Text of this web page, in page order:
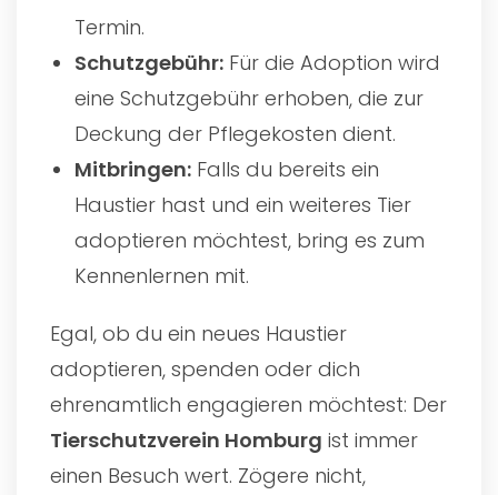
Termin.
Schutzgebühr: Für die Adoption wird
eine Schutzgebühr erhoben, die zur
Deckung der Pflegekosten dient.
Mitbringen: Falls du bereits ein
Haustier hast und ein weiteres Tier
adoptieren möchtest, bring es zum
Kennenlernen mit.
Egal, ob du ein neues Haustier
adoptieren, spenden oder dich
ehrenamtlich engagieren möchtest: Der
Tierschutzverein Homburg ist immer
einen Besuch wert. Zögere nicht,